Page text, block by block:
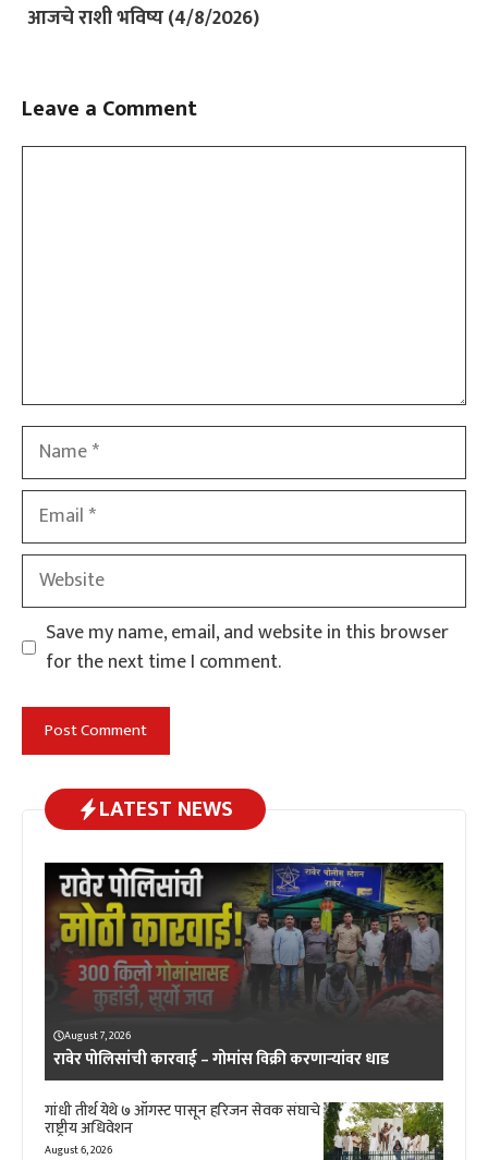
आजचे राशी भविष्य (4/8/2026)
Leave a Comment
Name
Email
Website
Save my name, email, and website in this browser
for the next time I comment.
LATEST NEWS
August 7, 2026
रावेर पोलिसांची कारवाई – गोमांस विक्री करणाऱ्यांवर धाड
गांधी तीर्थ येथे ७ ऑगस्ट पासून हरिजन सेवक संघाचे
राष्ट्रीय अधिवेशन
August 6, 2026